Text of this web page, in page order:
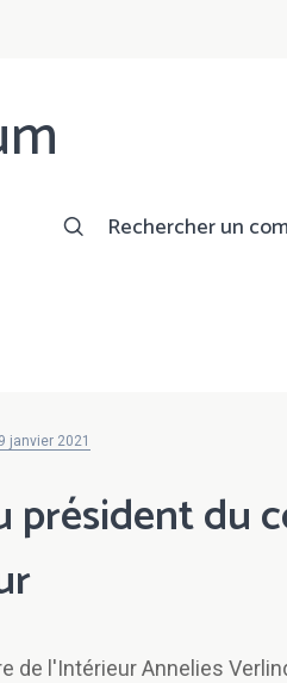
Rechercher un
janvier 2021
président du
de l'Intérieur Annelies